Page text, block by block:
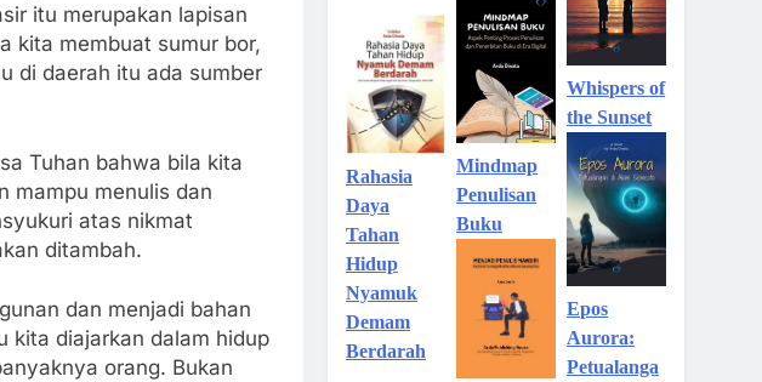
itu merupakan lapisan
kita membuat sumur bor,
di daerah itu ada sumber
Tuhan bahwa bila kita
mampu menulis dan
atas nikmat
ditambah.
dan menjadi bahan
kita diajarkan dalam hidup
orang. Bukan
Rahasia
Daya
Tahan
Hidup
Nyamuk
Demam
Berdarah
Mindmap
Penulisan
Buku
Whispers of
the Sunset
Epos
Aurora:
Petualanga